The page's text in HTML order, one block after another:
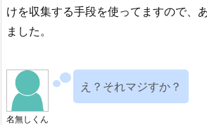
けを収集する手段を使ってますので、
ました。
名無しくん
え？それマジすか？